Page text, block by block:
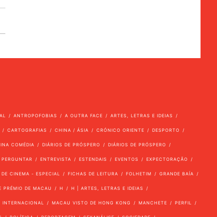
ANTROPOFOBIAS A OUTRA FACE ARTES, LETRAS E IDEIAS
CARTOGRAFIAS CHINA / ÁSIA CRÓNICO ORIENTE DESPORTO
COMÉDIA DIÁRIOS DE PRÓSPERO DIÁRIOS DE PRÓSPERO
ENTREVISTA ESTENDAIS EVENTOS EXPECTORAÇÃO
CINEMA - ESPECIAL FICHAS DE LEITURA FOLHETIM GRANDE BAÍA
PRÉMIO DE MACAU H H | ARTES, LETRAS E IDEIAS
INTERNACIONAL MACAU VISTO DE HONG KONG MANCHETE PERFIL